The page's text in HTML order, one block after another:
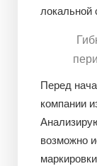
локальной
Перед
компании
возможно